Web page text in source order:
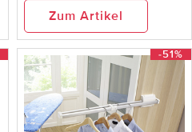
Zum Artikel
-51%